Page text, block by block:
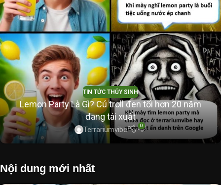
TIN TỨC THỦY SINH
Lemon Party Là Gì? Cú troll đen tối hơn 20 năm
đang tái xuất
Terrariumvibe 0
Nội dung mới nhất